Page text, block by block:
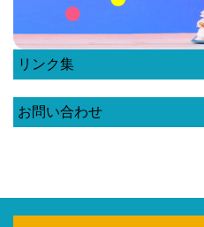
リンク集
お問い合わせ